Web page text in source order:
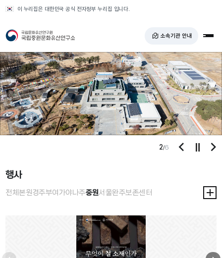
이 누리집은 대한민국 공식 전자정부 누리집 입니다.
국가유산청 국립중원문화유산연구소 소속기관 안내 전
2/6 이전 다
재생/멈
행사
전체
선택됨본원경주부여가야나주중원서울완주보존센터 중원